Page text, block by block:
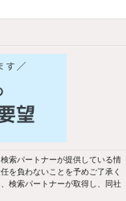
以上
洗面台
索パートナーが提供している情
を負わないことを予めご了承く
検索パートナーが取得し、同社